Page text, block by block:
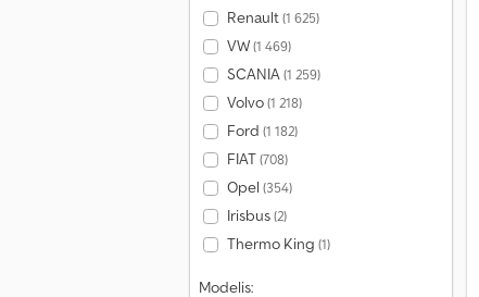
Renault(1 625)
VW(1 469)
SCANIA(1 259)
Volvo(1 218)
Ford (1 182)
FIAT(708)
Opel (354)
Irisbus(2)
Thermo King (1)
Modelis: